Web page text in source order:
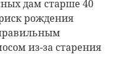
дам старше 40
рождения
из-за старения